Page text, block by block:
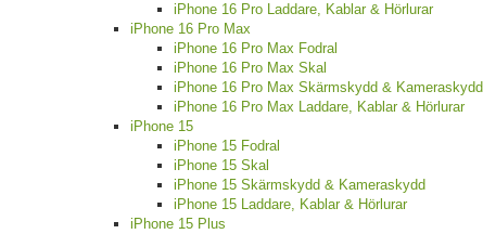
iPhone 16 Pro Laddare, Kablar & Hörlurar
iPhone 16 Pro Max
iPhone 16 Pro Max Fodral
iPhone 16 Pro Max Skal
iPhone 16 Pro Max Skärmskydd & Kameraskydd
iPhone 16 Pro Max Laddare, Kablar & Hörlurar
iPhone 15
iPhone 15 Fodral
iPhone 15 Skal
iPhone 15 Skärmskydd & Kameraskydd
iPhone 15 Laddare, Kablar & Hörlurar
iPhone 15 Plus